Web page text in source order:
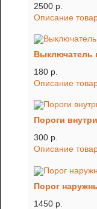
2500 p.
Описание
Выключатель
180 p.
Описание
Пороги
300 p.
Описание
Порог
1450 p.